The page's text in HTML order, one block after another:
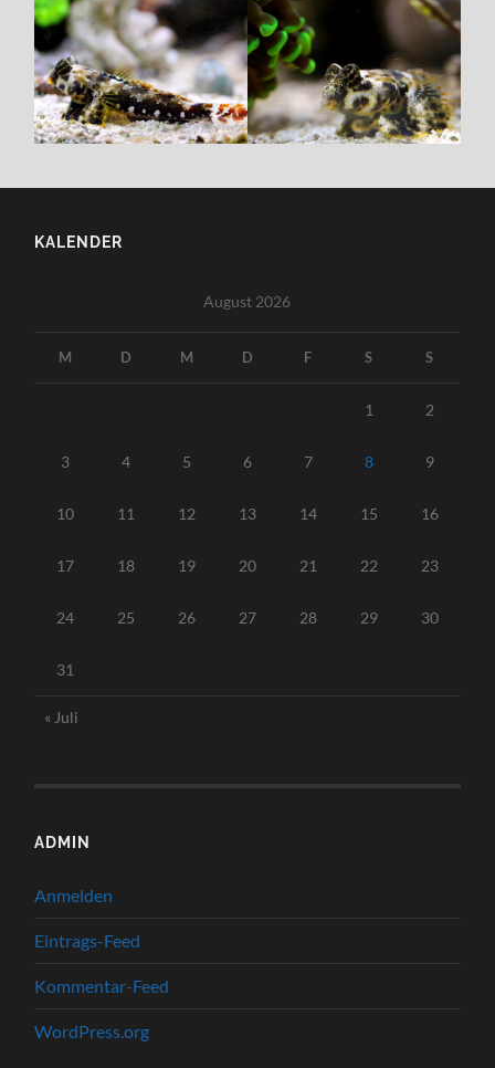
KALENDER
August 2026
M D M D F S S
1 2
3 4 5 6 7 8 9
10 11 12 13 14 15 16
17 18 19 20 21 22 23
24 25 26 27 28 29 30
31
« Juli
ADMIN
Anmelden
Eintrags-Feed
Kommentar-Feed
WordPress.org